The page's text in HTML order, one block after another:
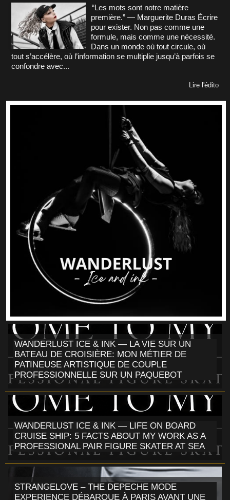
“Les mots sont notre matière
première.” — Marguerite Duras Écrire
pour exister. Non pas comme une
formule, mais comme une nécessité.
Dans un monde où tout circule, où
tout s’accélère, où l’information se multiplie jusqu’à parfois se
confondre avec...
Lire l'édito
WANDERLUST ICE & INK — LA VIE SUR UN
BATEAU DE CROISIÈRE: MON MÉTIER DE
PATINEUSE ARTISTIQUE DE COUPLE
PROFESSIONNELLE SUR UN PAQUEBOT
WANDERLUST ICE & INK — LIFE ON BOARD
CRUISE SHIP: 5 FACTS ABOUT MY WORK AS A
PROFESSIONAL PAIR FIGURE SKATER AT SEA
STRANGELOVE – THE DEPECHE MODE
EXPERIENCE DÉBARQUE À PARIS AVANT UNE